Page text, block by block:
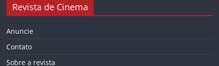
Revista de Cinema
Anuncie
Contato
Sobre a revista